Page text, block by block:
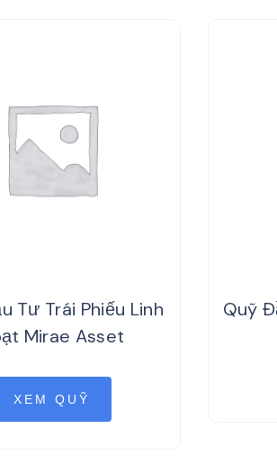
Tư Trái Phiếu Linh
Mirae Asset
XEM QUỸ
Quỹ